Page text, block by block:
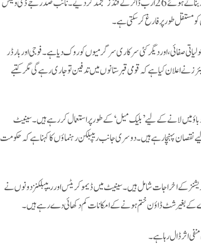
ارب ڈالر) شامل ہیں۔ امریکی صدر ڈونلڈ ٹرمپ نے ڈیموکریٹس کو سیاسی نشانہ بناتے ہوئے 26 ارب ڈالر کے فنڈز منجمد کر دیے۔ نائب صدر جے ڈی وینس
مستقل طور پر فارغ کرسکتی ہے۔
نگرانی، ماحولیاتی صفائی، اور دیگر کئی سرکاری سرگرمیوں کو روک دیا ہے۔ فوجی اور بارڈر
نے اعلان کیا ہے کہ قومی قبرستانوں میں تدفین تو جاری رہے گی مگر کتبے
میں لانے کے لیے ’بلیک میل‘ کے طور پر استعمال کر رہے ہیں۔ سینیٹ
پہنچا رہے ہیں۔ دوسری جانب ریپبلکن رہنماؤں کا کہنا ہے کہ حکومت
آپریشنز کے اخراجات شامل ہیں۔ سینیٹ میں ڈیموکریٹس اور ریپبلکنز دونوں نے
کے بغیر شٹ ڈاؤن ختم ہونے کے امکانات کم دکھائی دے رہے ہیں۔
اثر ڈال رہا ہے۔